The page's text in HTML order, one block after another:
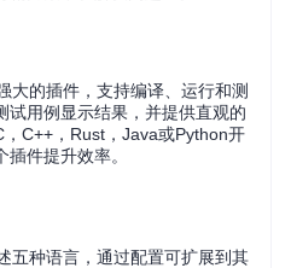
大的插件，支持编译、运行和测
试用例显示结果，并提供直观的
C++，Rust，Java或Python开
件提升效率。
五种语言，通过配置可扩展到其